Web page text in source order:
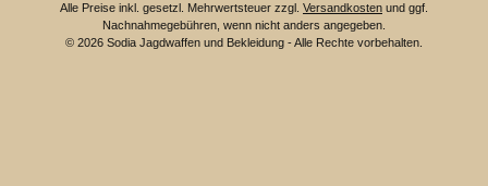
Alle Preise inkl. gesetzl. Mehrwertsteuer zzgl. Versandkosten und ggf.
Nachnahmegebühren, wenn nicht anders angegeben.
© 2026 Sodia Jagdwaffen und Bekleidung - Alle Rechte vorbehalten.